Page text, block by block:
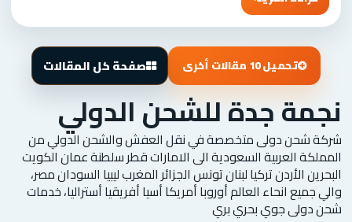
تحميل 10 مقالات أخرى صفحة كل المقالات
نجمة جدة للشحن الدولي
شركة شحن دولى متخصصة في نقل العفش والشحن الدولي من
المملكة العربية السعودية الى الامارات قطر سلطنة عمان الكويت
البحرين الأردن تركيا لبنان تونس الجزائر المغرب ليبيا السودان مصر،
والي جميع انحاء العالم أوروبا أمريكا أسيا أفريقيا أستراليا، خدمات
شحن دولى جوي بحري بري